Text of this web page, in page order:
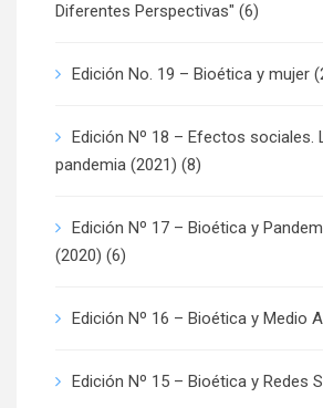
Diferentes Perspectivas" (6)
Edición No. 19 – Bioética y mujer
Edición Nº 18 – Efectos sociales.
pandemia (2021) (8)
Edición Nº 17 – Bioética y
(2020) (6)
Edición Nº 16 – Bioética y Medio
Edición Nº 15 – Bioética y Redes